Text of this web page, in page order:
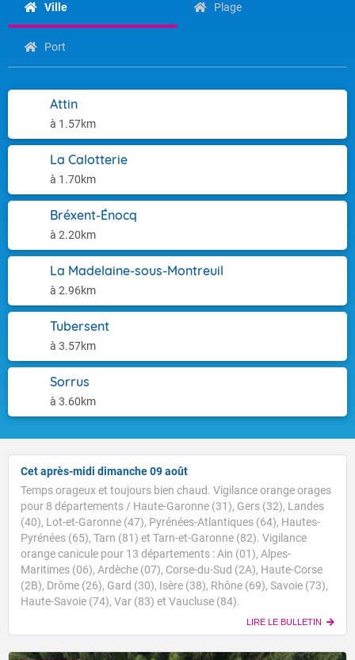
Ville Plage
Port
Attin
à 1.57km
La Calotterie
à 1.70km
Bréxent-Énocq
à 2.20km
La Madelaine-sous-Montreuil
à 2.96km
Tubersent
à 3.57km
Sorrus
à 3.60km
Cet après-midi dimanche 09 août
Temps orageux et toujours bien chaud. Vigilance orange orages
pour 8 départements / Haute-Garonne (31), Gers (32), Landes
(40), Lot-et-Garonne (47), Pyrénées-Atlantiques (64), Hautes-
Pyrénées (65), Tarn (81) et Tarn-et-Garonne (82). Vigilance
orange canicule pour 13 départements : Ain (01), Alpes-
Maritimes (06), Ardèche (07), Corse-du-Sud (2A), Haute-Corse
(2B), Drôme (26), Gard (30), Isère (38), Rhône (69), Savoie (73),
Haute-Savoie (74), Var (83) et Vaucluse (84).
LIRE LE BULLETIN